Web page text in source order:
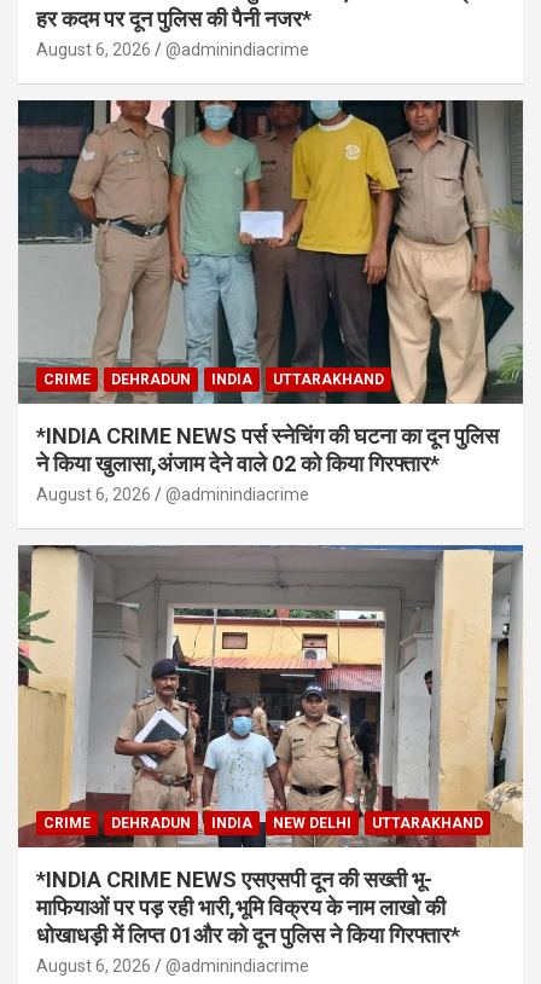
हर कदम पर दून पुलिस की पैनी नजर*
August 6, 2026 @adminindiacrime
CRIME DEHRADUN INDIA UTTARAKHAND
*INDIA CRIME NEWS पर्स स्नेचिंग की घटना का दून पुलिस
ने किया खुलासा,अंजाम देने वाले 02 को किया गिरफ्तार*
August 6, 2026 @adminindiacrime
CRIME DEHRADUN INDIA NEW DELHI UTTARAKHAND
*INDIA CRIME NEWS एसएसपी दून की सख्ती भू-
माफियाओं पर पड़ रही भारी,भूमि विक्रय के नाम लाखो की
धोखाधड़ी में लिप्त 01और को दून पुलिस ने किया गिरफ्तार*
August 6, 2026 @adminindiacrime